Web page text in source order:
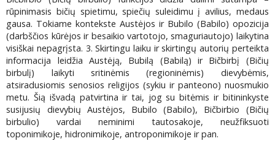
rūpinimasis bičių spietimu, spiečių suleidimu į avilius, medaus
gausa. Tokiame kontekste Austėjos ir Bubilo (Babilo) opozicija
(darbščios kūrėjos ir besaikio vartotojo, smaguriautojo) laikytina
visiškai nepagrįsta. 3. Skirtingu laiku ir skirtingų autorių perteikta
informacija leidžia Austėją, Bubilą (Babilą) ir Bičbirbį (Bičių
birbulį) laikyti sritinėmis (regioninėmis) dievybėmis,
atsiradusiomis senosios religijos (sykiu ir panteono) nuosmukio
metu. Šią išvadą patvirtina ir tai, jog su bitėmis ir bitininkyste
susijusių dievybių Austėjos, Bubilo (Babilo), Bičbirbio (Bičių
birbulio) vardai neminimi tautosakoje, neužfiksuoti
toponimikoje, hidronimikoje, antroponimikoje ir pan.